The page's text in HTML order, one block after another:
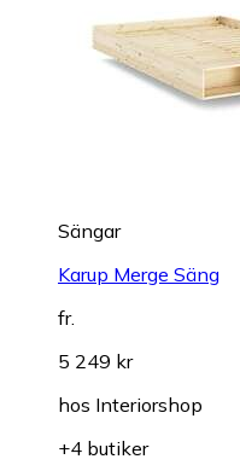
Sängar
Karup Merge Säng
fr.
5 249 kr
hos Interiorshop
+4 butiker